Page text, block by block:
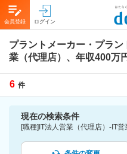
会員登録 ログイン
プラントメーカー・プラ
業（代理店）、年収400万
6 件
現在の検索条件